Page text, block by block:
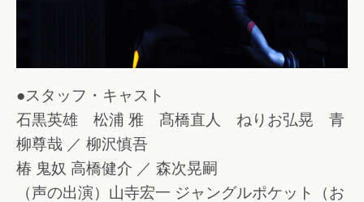
●スタッフ・キャスト
石黒英雄 松浦 雅 髙橋直人 ねりお弘晃 青
柳尊哉 ／ 柳沢慎吾
椿 鬼奴 高橋健介 ／ 森次晃嗣
（声の出演）山寺宏一 ジャングルポケット（お